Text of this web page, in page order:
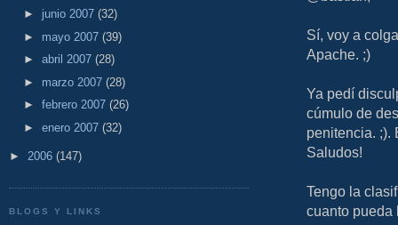
► junio 2007 (32)
► mayo 2007 (39)
► abril 2007 (28)
► marzo 2007 (28)
► febrero 2007 (26)
► enero 2007 (32)
► 2006 (147)
BLOGS Y LINKS
Sí, voy a
Apache. ;)
Ya pedí
cúmulo de
penitencia. ;).
Saludos!
Tengo la
cuanto pueda